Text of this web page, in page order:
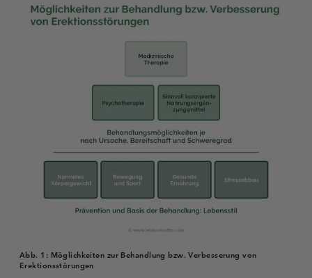
Abb. 1: Möglichkeiten zur Behandlung bzw. Verbesserung von
Erektionsstörungen